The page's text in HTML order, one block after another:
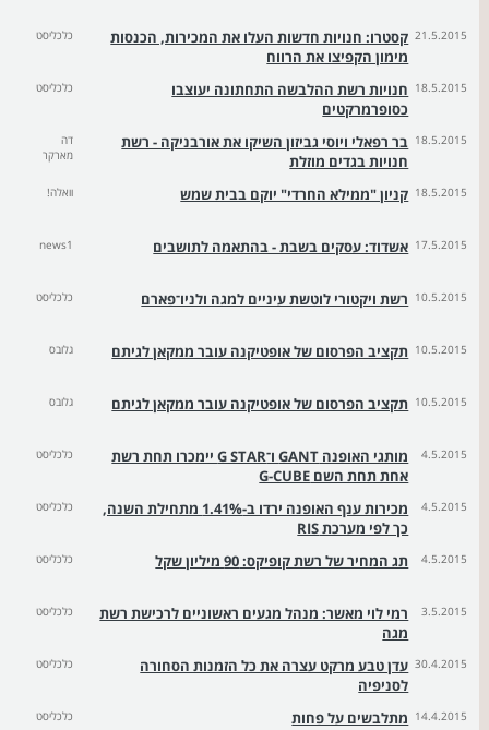
21.5.2015 קסטרו: חנויות חדשות העלו את המכירות, הכנסות
מימון הקפיצו את הרווח
כלכליסט
18.5.2015 חנויות רשת ההלבשה התחתונה יעוצבו
כסופרמרקטים
כלכליסט
18.5.2015 בר רפאלי ויוסי גביזון השיקו את אורבניקה - רשת
חנויות בגדים מוזלת
דה
מארקר
18.5.2015 קניון "ממילא החרדי" יוקם בבית שמש וואלה!
17.5.2015 אשדוד: עסקים בשבת - בהתאמה לתושבים news1
10.5.2015 רשת ויקטורי לוטשת עיניים למגה ולניו־פארם כלכליסט
10.5.2015 תקציב הפרסום של אופטיקנה עובר ממקאן לגיתם גלובס
10.5.2015 תקציב הפרסום של אופטיקנה עובר ממקאן לגיתם גלובס
4.5.2015
מותגי האופנה GANT ו־G STAR יימכרו תחת רשת
אחת תחת השם G-CUBE
כלכליסט
4.5.2015
מכירות ענף האופנה ירדו ב-1.41% מתחילת השנה,
כך לפי מערכת RIS
כלכליסט
4.5.2015 תג המחיר של רשת קופיקס: 90 מיליון שקל כלכליסט
3.5.2015
רמי לוי מאשר: מנהל מגעים ראשוניים לרכישת רשת
מגה
כלכליסט
30.4.2015 עדן טבע מרקט עצרה את כל הזמנות הסחורה
לסניפיה
כלכליסט
14.4.2015 מתלבשים על פחות כלכליסט